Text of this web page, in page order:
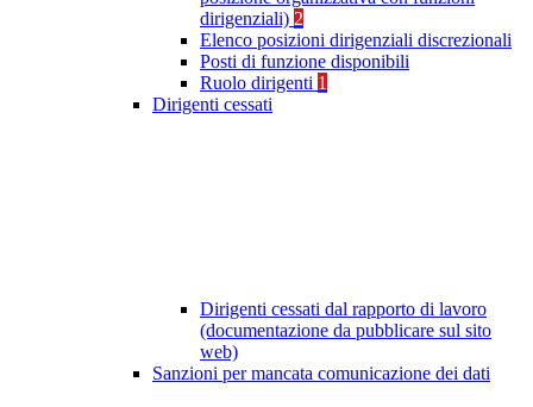
dirigenziali) 2
Elenco posizioni dirigenziali discrezionali
Posti di funzione disponibili
Ruolo dirigenti 1
Dirigenti cessati
Dirigenti cessati dal rapporto di lavoro
(documentazione da pubblicare sul sito
web)
Sanzioni per mancata comunicazione dei dati